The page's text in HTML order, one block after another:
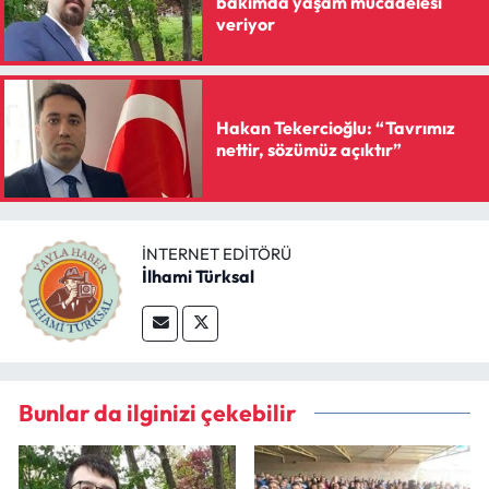
veriyor
Hakan Tekercioğlu: “Tavrımız
nettir, sözümüz açıktır”
İNTERNET EDITÖRÜ
İlhami Türksal
Bunlar da ilginizi çekebilir
Siyaset
Spor
Sungurlu Haberleri
Turizm
Yaşam
Yayla Haber
Yerel Haberler